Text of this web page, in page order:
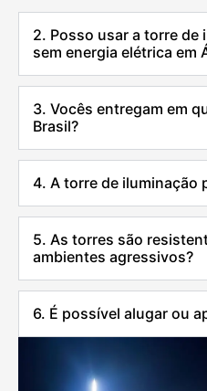
2. Posso usar a torre de
sem energia elétrica em
3. Vocês entregam em
Brasil?
4. A torre de iluminação
5. As torres são
ambientes agressivos?
6. É possível alugar ou